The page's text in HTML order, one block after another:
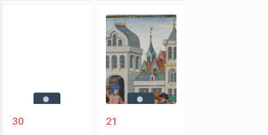
30
21